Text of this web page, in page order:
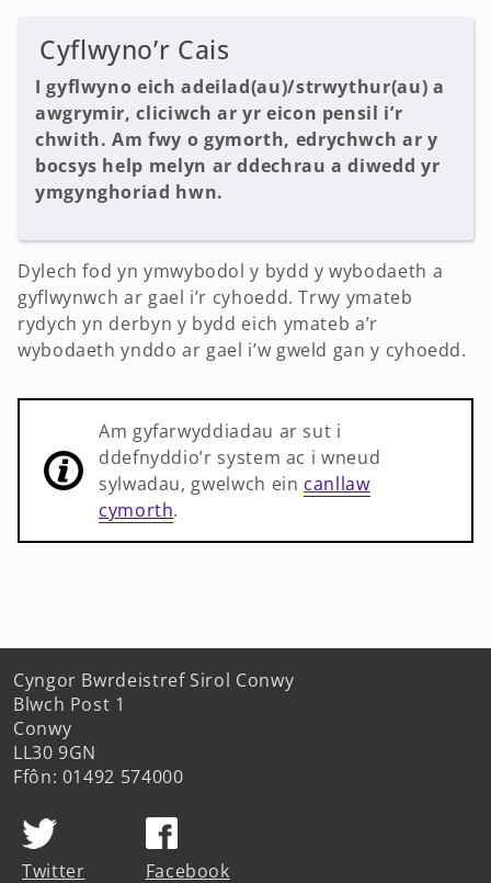
Cyflwyno’r Cais
I gyflwyno eich adeilad(au)/strwythur(au) a
awgrymir, cliciwch ar yr eicon pensil i’r
chwith. Am fwy o gymorth, edrychwch ar y
bocsys help melyn ar ddechrau a diwedd yr
ymgynghoriad hwn.
Dylech fod yn ymwybodol y bydd y wybodaeth a
gyflwynwch ar gael i’r cyhoedd. Trwy ymateb
rydych yn derbyn y bydd eich ymateb a’r
wybodaeth ynddo ar gael i’w gweld gan y cyhoedd.
Am gyfarwyddiadau ar sut i
ddefnyddio’r system ac i wneud
sylwadau, gwelwch ein canllaw
cymorth.
Cyngor Bwrdeistref Sirol Conwy
Blwch Post 1
Conwy
LL30 9GN
Ffôn: 01492 574000
Twitter Facebook